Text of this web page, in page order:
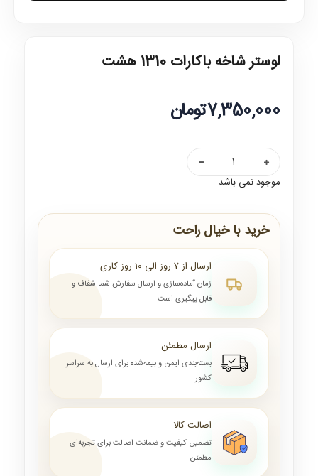
لوستر شاخه باکارات 1310 هشت
7,350,000تومان
موجود نمی باشد.
خرید با خیال راحت
ارسال از ۷ روز الی ۱۰ روز کاری
زمان آماده‌سازی و ارسال سفارش شما شفاف و
قابل پیگیری است
ارسال مطمئن
بسته‌بندی ایمن و بیمه‌شده برای ارسال به سراسر
کشور
اصالت کالا
تضمین کیفیت و ضمانت اصالت برای تجربه‌ای
مطمئن